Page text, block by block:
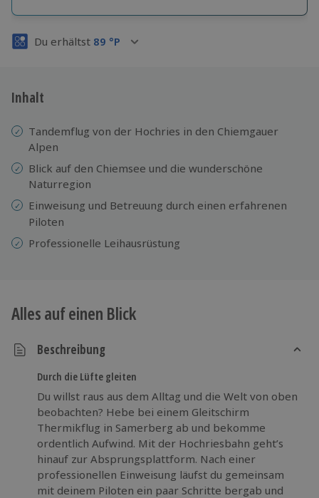
Volle Flexibilität
3 Jahre gültig & verlängerbar.
Du erhältst 89 °P
Inhalt
Tandemflug von der Hochries in den Chiemgauer
Alpen
Blick auf den Chiemsee und die wunderschöne
Naturregion
Einweisung und Betreuung durch einen erfahrenen
Piloten
Professionelle Leihausrüstung
Alles auf einen Blick
Beschreibung
Durch die Lüfte gleiten
Du willst raus aus dem Alltag und die Welt von oben
beobachten? Hebe bei einem Gleitschirm
Thermikflug in Samerberg ab und bekomme
ordentlich Aufwind. Mit der Hochriesbahn geht’s
hinauf zur Absprungsplattform. Nach einer
professionellen Einweisung läufst du gemeinsam
mit deinem Piloten ein paar Schritte bergab und